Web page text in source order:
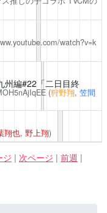
watch?v=k
州編#22「二日目終
(狩野翔, 笠間
翔也, 野上翔)
ジ | 次ページ | 前週 |